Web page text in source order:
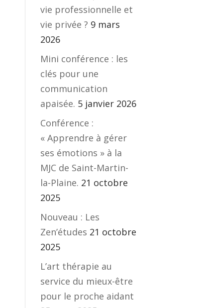
vie professionnelle et
vie privée ? 9 mars
2026
Mini conférence : les
clés pour une
communication
apaisée. 5 janvier 2026
Conférence :
« Apprendre à gérer
ses émotions » à la
MJC de Saint-Martin-
la-Plaine. 21 octobre
2025
Nouveau : Les
Zen’études 21 octobre
2025
L’art thérapie au
service du mieux-être
pour le proche aidant